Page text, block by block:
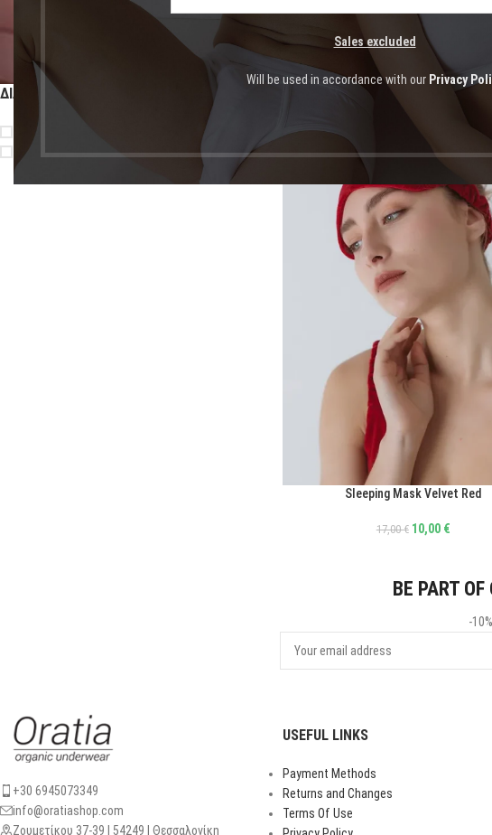
Sales excluded
Will be used in accordance with our Privacy
ΔΙΑΘΕΣΙΜΌΤΗΤΑ
On sale
In stock
Προϊόντα με
-41%
Sleeping Mask Velvet Red
17,00€ 10,00 €
BE PART
-
+30 6945073349
info@oratiashop.com
Ζουμετίκου 37-39 | 54249 | Θεσσαλονίκη
USEFUL LINKS
Payment Methods
Returns and Changes
Terms Of Use